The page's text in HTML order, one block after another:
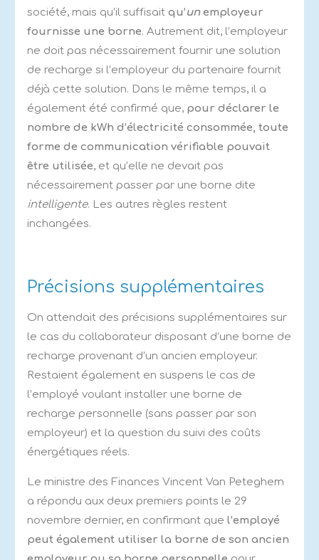
société, mais qu’il suffisait qu’unemployeur
fournisse une borne. Autrement dit, l’employeur
ne doit pas nécessairement fournir une solution
de recharge si l’employeur du partenaire fournit
déjà cette solution. Dans le même temps, il a
également été confirmé que, pour déclarer le
nombre de kWh d’électricité consommée, toute
forme de communication vérifiable pouvait
être utilisée, et qu’elle ne devait pas
nécessairement passer par une borne dite
intelligente. Les autres règles restent
inchangées.
Précisions supplémentaires
On attendait des précisions supplémentaires sur
le cas du collaborateur disposant d’une borne de
recharge provenant d’un ancien employeur.
Restaient également en suspens le cas de
l’employé voulant installer une borne de
recharge personnelle (sans passer par son
employeur) et la question du suivi des coûts
énergétiques réels.
Le ministre des Finances Vincent Van Peteghem
a répondu aux deux premiers points le 29
novembre dernier, en confirmant que l’employé
peut également utiliser la borne de son ancien